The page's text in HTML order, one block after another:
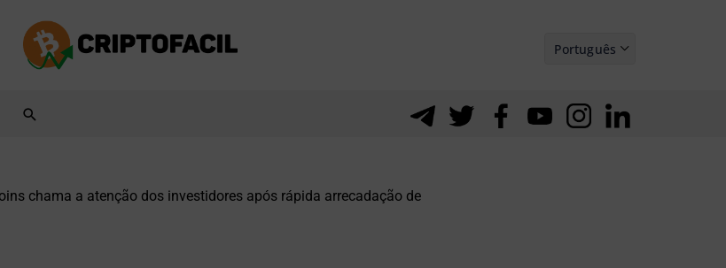
Português
Pesquisar
chama a atenção dos investidores após rápida arrecadação de